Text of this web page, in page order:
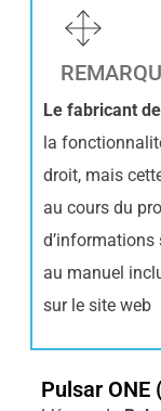
Le fabricant
la
droit, mais
au cours du
d’informations
au manuel
sur le site web
Pulsar ONE